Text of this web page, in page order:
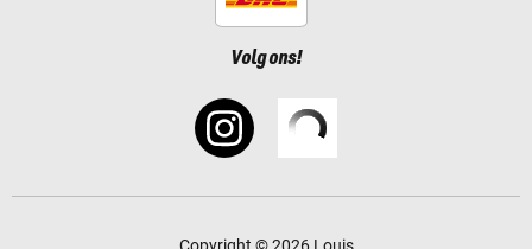
Volg ons!